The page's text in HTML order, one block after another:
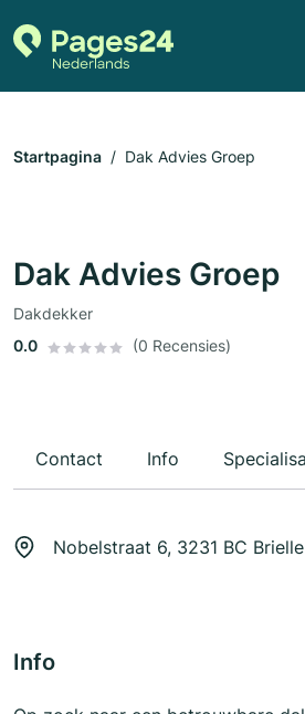
Startpagina Dak Advies Groep
Dak Advies Groep
Dakdekker
0.0
(0 Recensies)
Contact Info
Nobelstraat 6, 3231 BC Brielle
Info